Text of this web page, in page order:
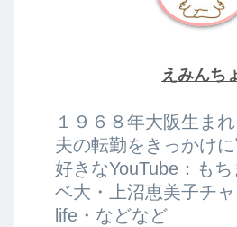
えみんち
１９６８年大阪生まれ
夫の転勤をきっかけ
好きなYouTube：も
ベ大・上沼恵美子チ
life・などなど